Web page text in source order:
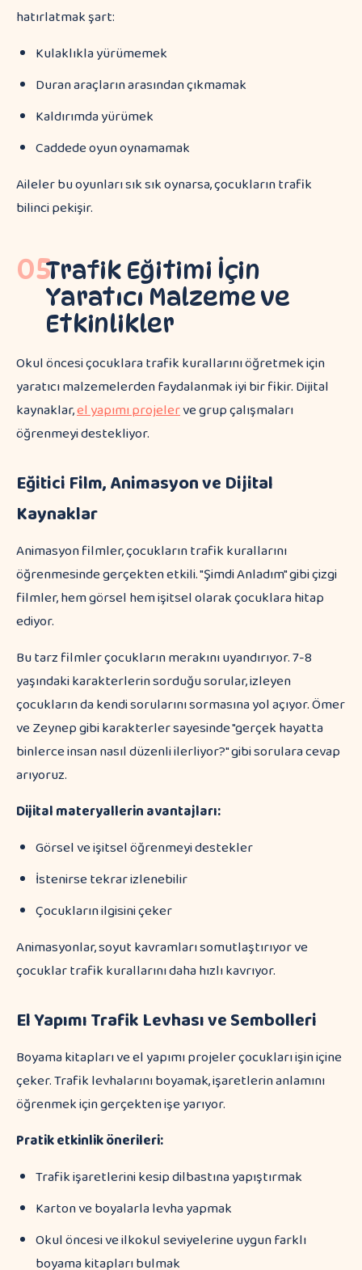
hatırlatmak şart:
Kulaklıkla yürümemek
Duran araçların arasından çıkmamak
Kaldırımda yürümek
Caddede oyun oynamamak
Aileler bu oyunları sık sık oynarsa, çocukların trafik
bilinci pekişir.
05Trafik Eğitimi İçin
Yaratıcı Malzeme ve
Etkinlikler
Okul öncesi çocuklara trafik kurallarını öğretmek için
yaratıcı malzemelerden faydalanmak iyi bir fikir. Dijital
kaynaklar,el yapımı projelerve grup çalışmaları
öğrenmeyi destekliyor.
Eğitici Film, Animasyon ve Dijital
Kaynaklar
Animasyon filmler, çocukların trafik kurallarını
öğrenmesinde gerçekten etkili. "Şimdi Anladım" gibi çizgi
filmler, hem görsel hem işitsel olarak çocuklara hitap
ediyor.
Bu tarz filmler çocukların merakını uyandırıyor. 7-8
yaşındaki karakterlerin sorduğu sorular, izleyen
çocukların da kendi sorularını sormasına yol açıyor. Ömer
ve Zeynep gibi karakterler sayesinde "gerçek hayatta
binlerce insan nasıl düzenli ilerliyor?" gibi sorulara cevap
arıyoruz.
Dijital materyallerin avantajları:
Görsel ve işitsel öğrenmeyi destekler
İstenirse tekrar izlenebilir
Çocukların ilgisini çeker
Animasyonlar, soyut kavramları somutlaştırıyor ve
çocuklar trafik kurallarını daha hızlı kavrıyor.
El Yapımı Trafik Levhası ve Sembolleri
Boyama kitapları ve el yapımı projeler çocukları işin içine
çeker. Trafik levhalarını boyamak, işaretlerin anlamını
öğrenmek için gerçekten işe yarıyor.
Pratik etkinlik önerileri:
Trafik işaretlerini kesip dilbastına yapıştırmak
Karton ve boyalarla levha yapmak
Okul öncesi ve ilkokul seviyelerine uygun farklı
boyama kitapları bulmak